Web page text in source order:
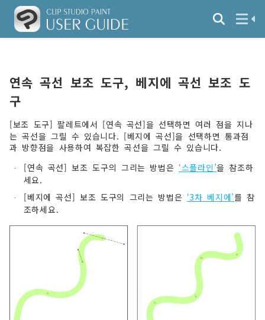
연속 곡선 보조 도구, 베지에 곡선 보조 도
구
[보조 도구] 팔레트에서 [연속 곡선]을 선택하면 여러 점을 지나
는 곡선을 그릴 수 있습니다. [베지에 곡선]을 선택하면 통과점
과 방향점을 사용하여 복잡한 곡선을 그릴 수 있습니다.
· [연속 곡선] 보조 도구의 그리는 방법은 ‘스플라인’을 참조하
세요.
· [베지에 곡선] 보조 도구의 그리는 방법은 ‘3차 베지에’를 참
조하세요.